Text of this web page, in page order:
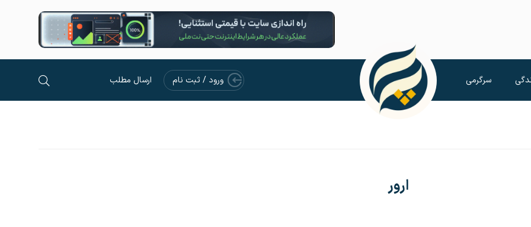
سرگرمی ورود / ثبت نام ارسال مطلب
ارور